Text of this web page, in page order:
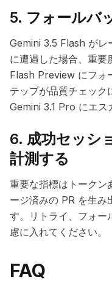
5. フォールバ
Gemini 3.5 Flash がレ
に遭遇した場合、重要
Flash Preview にフォ
テップが品質チェック
Gemini 3.1 Pro にエス
6. 成功セッシ
計測する
重要な指標はトークン
ージ済みの PR を生み
す。リトライ、フォー
慮に入れてください。
FAQ